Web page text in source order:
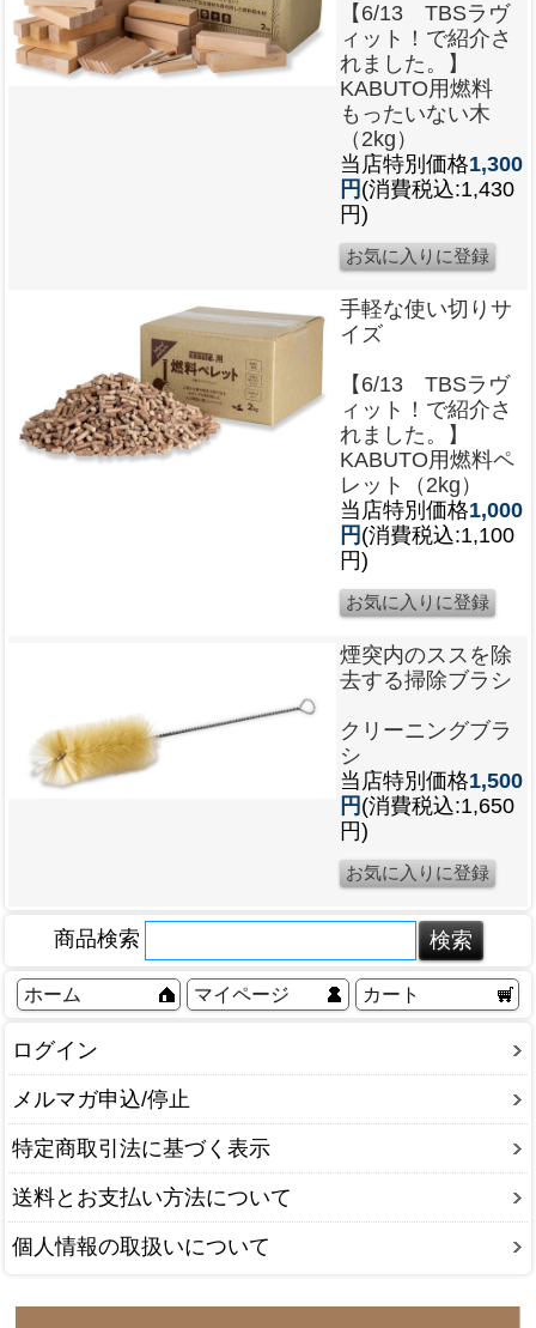
【6/13 TBSラヴ
ィット！で紹介さ
れました。】
KABUTO用燃料
もったいない木
（2kg）
当店特別価格1,300
円 (消費税込:1,430
円)
手軽な使い切りサ
イズ
【6/13 TBSラヴ
ィット！で紹介さ
れました。】
KABUTO用燃料ペ
レット（2kg）
当店特別価格1,000
円 (消費税込:1,100
円)
煙突内のススを除
去する掃除ブラシ
クリーニングブラ
シ
当店特別価格1,500
円 (消費税込:1,650
円)
商品検索
ホーム マイページ カート
ログイン
メルマガ申込/停止
特定商取引法に基づく表示
送料とお支払い方法について
個人情報の取扱いについて